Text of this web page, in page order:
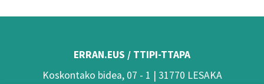
ERRAN.EUS / TTIPI-TTAPA
Koskontako bidea, 07 - 1 | 31770 LESAKA